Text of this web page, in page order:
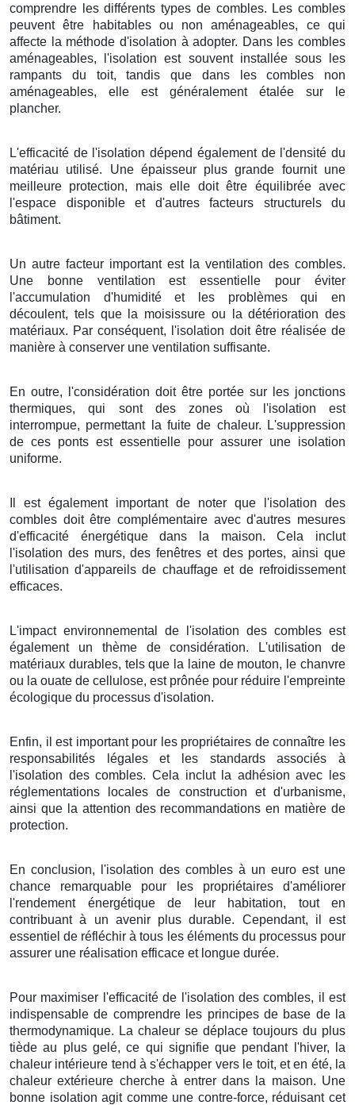
comprendre les différents types de combles. Les combles
peuvent être habitables ou non aménageables, ce qui
affecte la méthode d'isolation à adopter. Dans les combles
aménageables, l'isolation est souvent installée sous les
rampants du toit, tandis que dans les combles non
aménageables, elle est généralement étalée sur le
plancher.
L'efficacité de l'isolation dépend également de l'densité du
matériau utilisé. Une épaisseur plus grande fournit une
meilleure protection, mais elle doit être équilibrée avec
l'espace disponible et d'autres facteurs structurels du
bâtiment.
Un autre facteur important est la ventilation des combles.
Une bonne ventilation est essentielle pour éviter
l'accumulation d'humidité et les problèmes qui en
découlent, tels que la moisissure ou la détérioration des
matériaux. Par conséquent, l'isolation doit être réalisée de
manière à conserver une ventilation suffisante.
En outre, l'considération doit être portée sur les jonctions
thermiques, qui sont des zones où l'isolation est
interrompue, permettant la fuite de chaleur. L'suppression
de ces ponts est essentielle pour assurer une isolation
uniforme.
Il est également important de noter que l'isolation des
combles doit être complémentaire avec d'autres mesures
d'efficacité énergétique dans la maison. Cela inclut
l'isolation des murs, des fenêtres et des portes, ainsi que
l'utilisation d'appareils de chauffage et de refroidissement
efficaces.
L'impact environnemental de l'isolation des combles est
également un thème de considération. L'utilisation de
matériaux durables, tels que la laine de mouton, le chanvre
ou la ouate de cellulose, est prônée pour réduire l'empreinte
écologique du processus d'isolation.
Enfin, il est important pour les propriétaires de connaître les
responsabilités légales et les standards associés à
l'isolation des combles. Cela inclut la adhésion avec les
réglementations locales de construction et d'urbanisme,
ainsi que la attention des recommandations en matière de
protection.
En conclusion, l'isolation des combles à un euro est une
chance remarquable pour les propriétaires d'améliorer
l'rendement énergétique de leur habitation, tout en
contribuant à un avenir plus durable. Cependant, il est
essentiel de réfléchir à tous les éléments du processus pour
assurer une réalisation efficace et longue durée.
Pour maximiser l'efficacité de l'isolation des combles, il est
indispensable de comprendre les principes de base de la
thermodynamique. La chaleur se déplace toujours du plus
tiède au plus gelé, ce qui signifie que pendant l'hiver, la
chaleur intérieure tend à s'échapper vers le toit, et en été, la
chaleur extérieure cherche à entrer dans la maison. Une
bonne isolation agit comme une contre-force, réduisant cet